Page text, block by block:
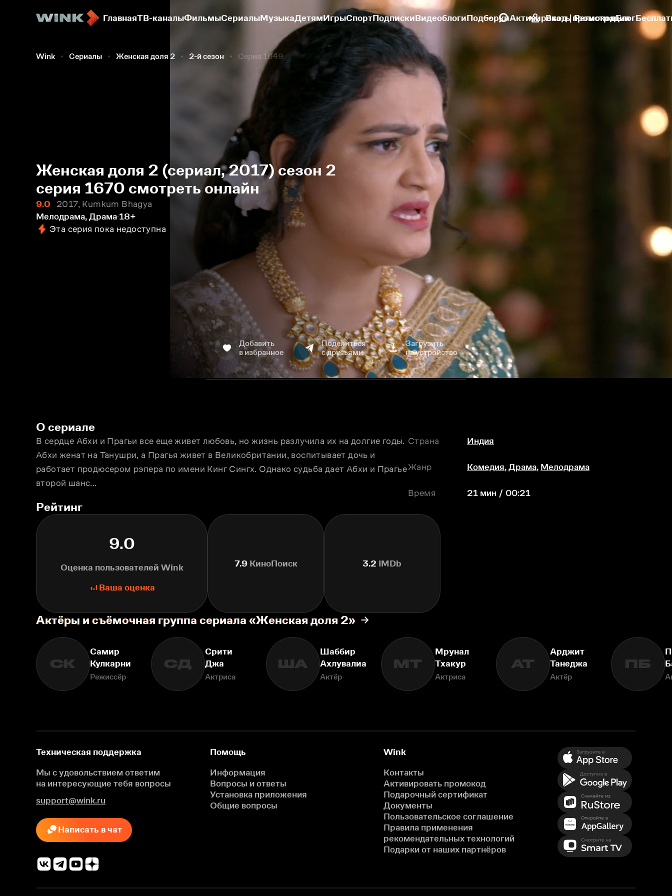
ГлавнаяТВ-каналыФильмыСериалыМузыкаДетямИгрыСпортПодпискиВидеоблогиПодборкиАктивировать промокодБлог
Вход | Регистрация
Wink Сериалы Женская доля 2 2-й сезон Серия 1649
Женская доля 2 (сериал, 2017) сезон 2
серия 1670 смотреть онлайн
9.0
2017, Kumkum Bhagya
Мелодрама, Драма 18+
Эта серия пока недоступна
Добавить
в избранное
Поделиться
с друзьями
Загрузить
на устройство
О сериале
В сердце Абхи и Прагьи все еще живет любовь, но жизнь разлучила их на долгие годы.
Абхи женат на Танушри, а Прагья живет в Великобритании, воспитывает дочь и
работает продюсером рэпера по имени Кинг Сингх. Однако судьба дает Абхи и Прагье
второй шанс...
Страна Индия
Жанр Комедия, Драма, Мелодрама
Время 21 мин / 00:21
Рейтинг
9.0
Оценка пользователей Wink
Ваша оценка
7.9КиноПоиск 3.2 IMDb
Актёры и съёмочная группа сериала «Женская доля 2»
СК
Самир
Кулкарни
Режиссёр
СД
Срити
Джа
Актриса
ША
Шаббир
Ахлувалиа
Актёр
МТ
Мрунал
Тхакур
Актриса
АТ
Арджит
Танеджа
Актёр
ПБ
Техническая поддержка
Мы с удовольствием ответим
на интересующие тебя вопросы
support@wink.ru
Написать в чат
Помощь
Информация
Вопросы и ответы
Установка приложения
Общие вопросы
Wink
Контакты
Активировать промокод
Подарочный сертификат
Документы
Пользовательское соглашение
Правила применения
рекомендательных технологий
Подарки от наших партнёров